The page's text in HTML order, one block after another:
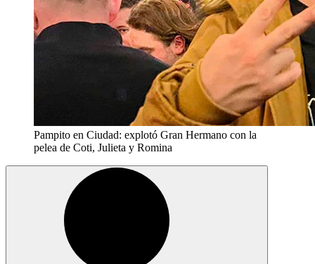
Pampito en Ciudad: explotó Gran Hermano con la
pelea de Coti, Julieta y Romina